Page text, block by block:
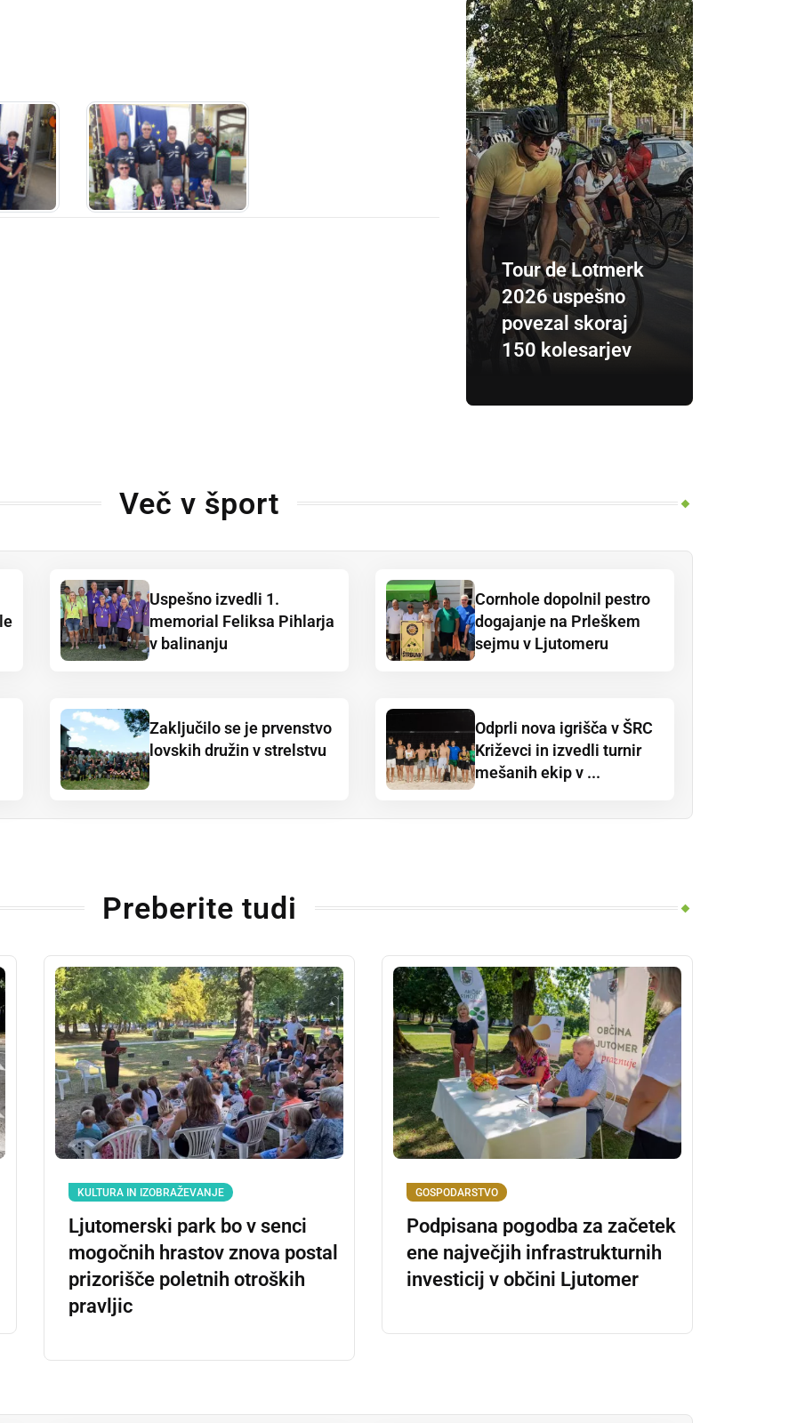
Tour de Lotmerk
2026 uspešno
povezal skoraj
150 kolesarjev
Več v šport
Uspešno izvedli 1.
memorial Feliksa Pihlarja
v balinanju
Cornhole dopolnil pestro
dogajanje na Prleškem
sejmu v Ljutomeru
Zaključilo se je prvenstvo
lovskih družin v strelstvu
Odprli nova igrišča v ŠRC
Križevci in izvedli turnir
mešanih ekip v ...
Preberite tudi
KULTURA IN IZOBRAŽEVANJE
Ljutomerski park bo v senci
mogočnih hrastov znova postal
prizorišče poletnih otroških
pravljic
GOSPODARSTVO
Podpisana pogodba za začetek
ene največjih infrastrukturnih
investicij v občini Ljutomer